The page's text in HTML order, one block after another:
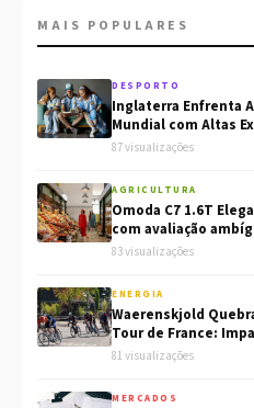
MAIS POPULARES
DESPORTO
Inglaterra Enfrenta
Mundial com Altas
87 visualizações
AGRICULTURA
Omoda C7 1.6T
com avaliação
83 visualizações
ENERGIA
Waerenskjold
Tour de France:
81 visualizações
MERCADOS